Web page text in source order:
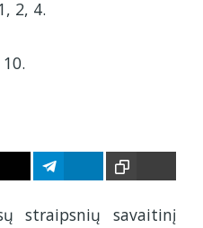
2, 4.
10.
straipsnių savaitinį